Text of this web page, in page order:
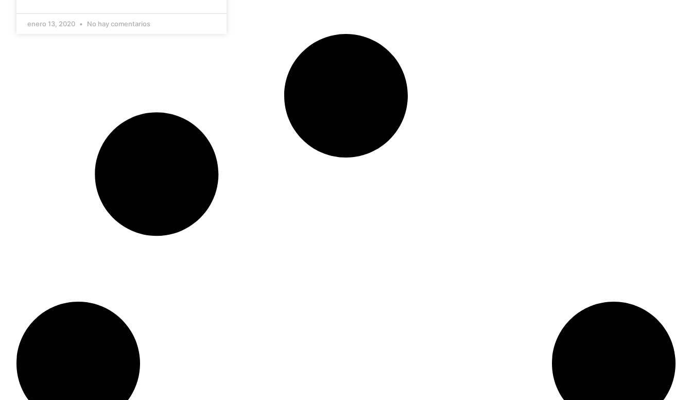
enero 13, 2020 No hay comentarios